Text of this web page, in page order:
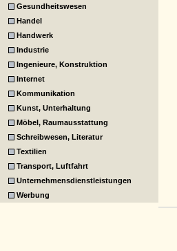
Gesundheitswesen
Handel
Handwerk
Industrie
Ingenieure, Konstruktion
Internet
Kommunikation
Kunst, Unterhaltung
Möbel, Raumausstattung
Schreibwesen, Literatur
Textilien
Transport, Luftfahrt
Unternehmensdienstleistungen
Werbung